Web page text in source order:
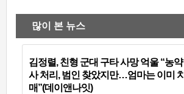
많이 본 뉴스
김정렬, 친형 군대 구타 사망 억울 “농약
사 처리, 범인 찾았지만…엄마는 이미 치
매”(데이앤나잇)